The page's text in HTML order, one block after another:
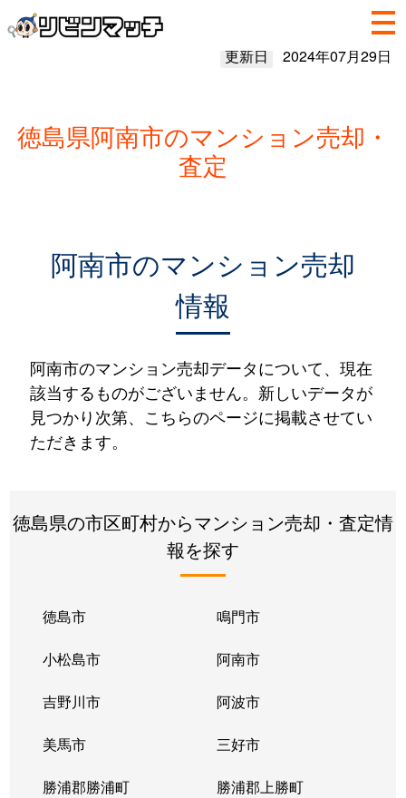
更新日 2024年07月29日
徳島県阿南市のマンション売却・
査定
阿南市のマンション売却
情報
阿南市のマンション売却データについて、現在
該当するものがございません。新しいデータが
見つかり次第、こちらのページに掲載させてい
ただきます。
徳島県の市区町村からマンション売却・査定情
報を探す
徳島市 鳴門市
小松島市 阿南市
吉野川市 阿波市
美馬市 三好市
勝浦郡勝浦町 勝浦郡上勝町